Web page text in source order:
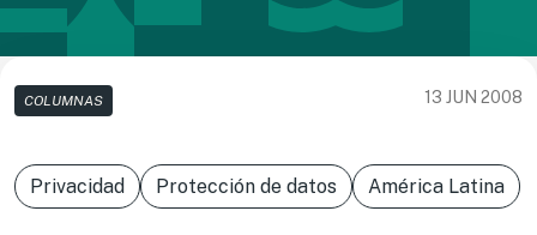
COLUMNAS 13 JUN 2008
Privacidad Protección de datos América Latina